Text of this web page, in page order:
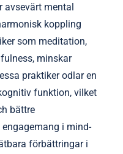
avsevärt mental
koppling
som meditation,
minskar
praktiker odlar en
funktion, vilket
bättre
i mind-
förbättringar i